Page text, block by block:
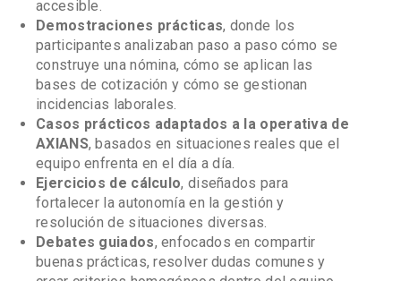
accesible.
Demostraciones prácticas, donde los
participantes analizaban paso a paso cómo se
construye una nómina, cómo se aplican las
bases de cotización y cómo se gestionan
incidencias laborales.
Casos prácticos adaptados a la operativa de
AXIANS, basados en situaciones reales que el
equipo enfrenta en el día a día.
Ejercicios de cálculo, diseñados para
fortalecer la autonomía en la gestión y
resolución de situaciones diversas.
Debates guiados, enfocados en compartir
buenas prácticas, resolver dudas comunes y